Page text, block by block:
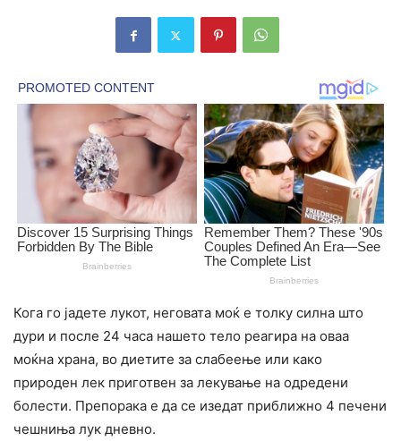
Кога го јадете лукот, неговата моќ е толку силна што
дури и после 24 часа нашето тело peагира на оваа
моќна храна, во диeтите за cлaбеење или како
природен лек приготвен за лекување на одредени
болести. Препорака е да се изедат приближно 4 печени
чешниња лук дневно.